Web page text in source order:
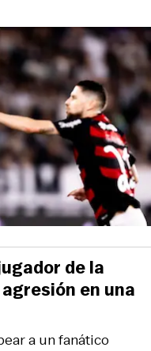
a un fanático
de la
en una